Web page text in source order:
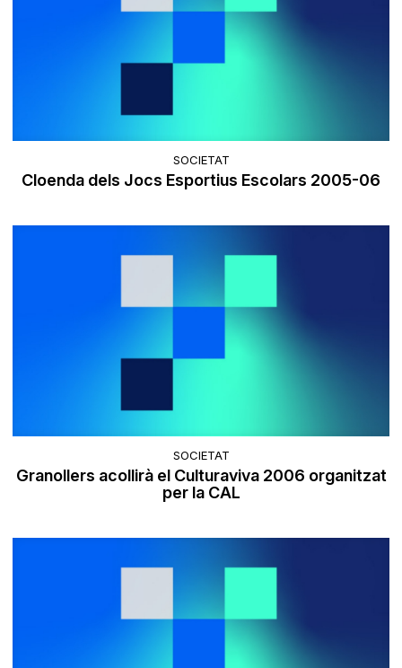
SOCIETAT
Cloenda dels Jocs Esportius Escolars 2005-06
SOCIETAT
Granollers acollirà el Culturaviva 2006 organitzat
per la CAL